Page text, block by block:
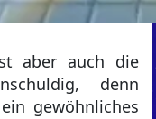
aber auch die
denn
gewöhnliches